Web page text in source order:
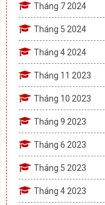
Tháng 7 2024
Tháng 5 2024
Tháng 4 2024
Tháng 11 2023
Tháng 10 2023
Tháng 9 2023
Tháng 6 2023
Tháng 5 2023
Tháng 4 2023